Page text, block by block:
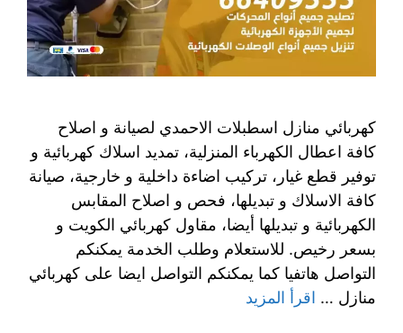
كهربائي منازل اسطبلات الاحمدي لصيانة و اصلاح
كافة اعطال الكهرباء المنزلية، تمديد اسلاك كهربائية و
توفير قطع غيار، تركيب اضاءة داخلية و خارجية، صيانة
كافة الاسلاك و تبديلها، فحص و اصلاح المقابس
الكهربائية و تبديلها أيضا، مقاول كهربائي الكويت و
بسعر رخيص. للاستعلام وطلب الخدمة يمكنكم
التواصل هاتفيا كما يمكنكم التواصل ايضا على كهربائي
منازل … اقرأ المزيد